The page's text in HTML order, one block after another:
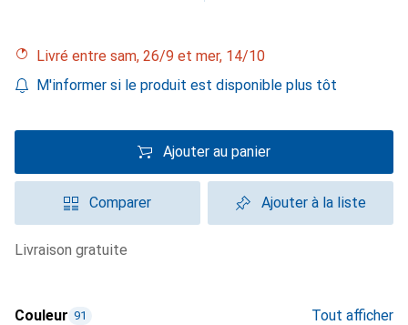
Livré entre sam, 26/9 et mer, 14/10
M'informer si le produit est disponible plus tôt
Ajouter au panier
Comparer Ajouter à la liste
livraison gratuite
Couleur 91 Tout afficher